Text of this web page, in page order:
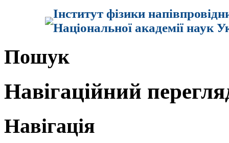
Інститут фізики
Національної академії наук
Пошук
Навігаційний
Навігація